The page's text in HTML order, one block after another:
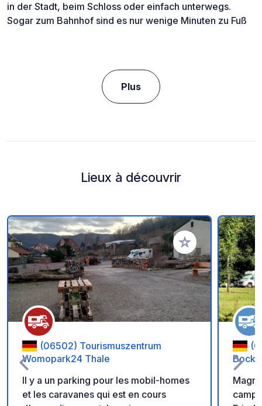
in der Stadt, beim Schloss oder einfach unterwegs.
Sogar zum Bahnhof sind es nur wenige Minuten zu Fuß
Plus
Lieux à découvrir
Ajouter à vos
(06502) Tourismuszentrum
Womopark24 Thale
Il y a un parking pour les mobil-homes
et les caravanes qui est en cours